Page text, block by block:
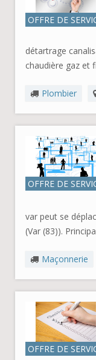
OFFRE DE
détartrage
chaudière gaz et
Plombier
OFFRE DE
var peut se
(Var (83)).
Maçonnerie
OFFRE DE